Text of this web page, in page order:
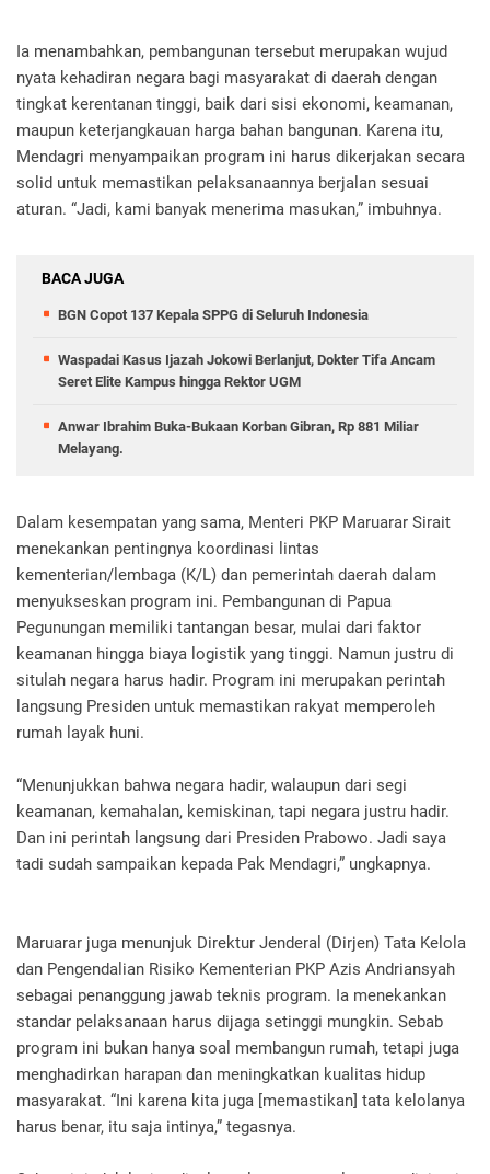
Ia menambahkan, pembangunan tersebut merupakan wujud
nyata kehadiran negara bagi masyarakat di daerah dengan
tingkat kerentanan tinggi, baik dari sisi ekonomi, keamanan,
maupun keterjangkauan harga bahan bangunan. Karena itu,
Mendagri menyampaikan program ini harus dikerjakan secara
solid untuk memastikan pelaksanaannya berjalan sesuai
aturan. “Jadi, kami banyak menerima masukan,” imbuhnya.
BACA JUGA
BGN Copot 137 Kepala SPPG di Seluruh Indonesia
Waspadai Kasus Ijazah Jokowi Berlanjut, Dokter Tifa Ancam
Seret Elite Kampus hingga Rektor UGM
Anwar Ibrahim Buka-Bukaan Korban Gibran, Rp 881 Miliar
Melayang.
Dalam kesempatan yang sama, Menteri PKP Maruarar Sirait
menekankan pentingnya koordinasi lintas
kementerian/lembaga (K/L) dan pemerintah daerah dalam
menyukseskan program ini. Pembangunan di Papua
Pegunungan memiliki tantangan besar, mulai dari faktor
keamanan hingga biaya logistik yang tinggi. Namun justru di
situlah negara harus hadir. Program ini merupakan perintah
langsung Presiden untuk memastikan rakyat memperoleh
rumah layak huni.
“Menunjukkan bahwa negara hadir, walaupun dari segi
keamanan, kemahalan, kemiskinan, tapi negara justru hadir.
Dan ini perintah langsung dari Presiden Prabowo. Jadi saya
tadi sudah sampaikan kepada Pak Mendagri,” ungkapnya.
Maruarar juga menunjuk Direktur Jenderal (Dirjen) Tata Kelola
dan Pengendalian Risiko Kementerian PKP Azis Andriansyah
sebagai penanggung jawab teknis program. Ia menekankan
standar pelaksanaan harus dijaga setinggi mungkin. Sebab
program ini bukan hanya soal membangun rumah, tetapi juga
menghadirkan harapan dan meningkatkan kualitas hidup
masyarakat. “Ini karena kita juga [memastikan] tata kelolanya
harus benar, itu saja intinya,” tegasnya.